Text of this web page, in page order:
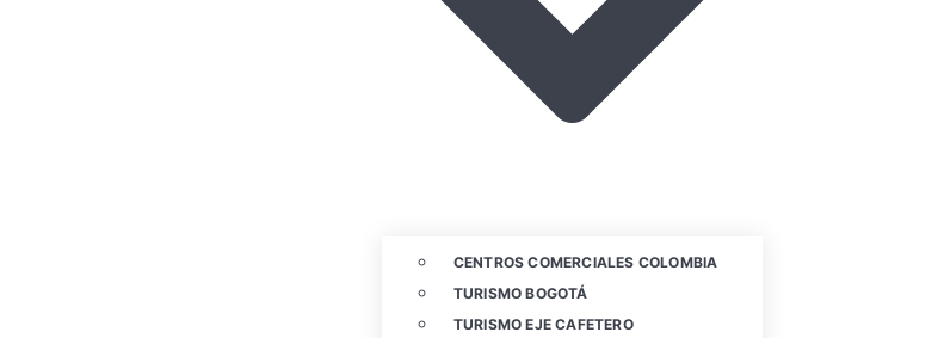
CENTROS COMERCIALES COLOMBIA
TURISMO BOGOTÁ
TURISMO EJE CAFETERO